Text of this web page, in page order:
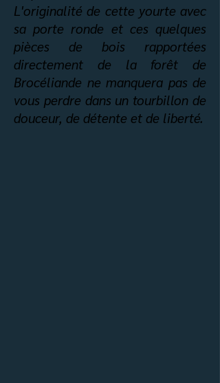
L'originalité de cette yourte avec
sa porte ronde et ces quelques
pièces de bois rapportées
directement de la forêt de
Brocéliande ne manquera pas de
vous perdre dans un tourbillon de
douceur, de détente et de liberté.